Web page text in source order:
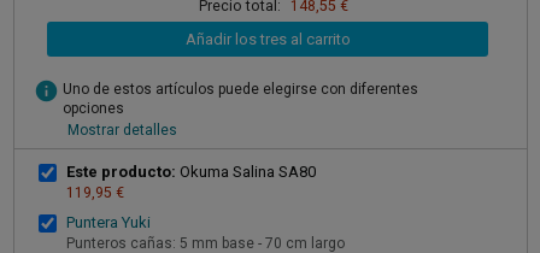
Precio total: 148,55 €
Añadir los tres al carrito
info Uno de estos artículos puede elegirse con diferentes
opciones
Mostrar detalles
Este producto: Okuma Salina SA80
119,95 €
Puntera Yuki
Punteros cañas: 5 mm base - 70 cm largo